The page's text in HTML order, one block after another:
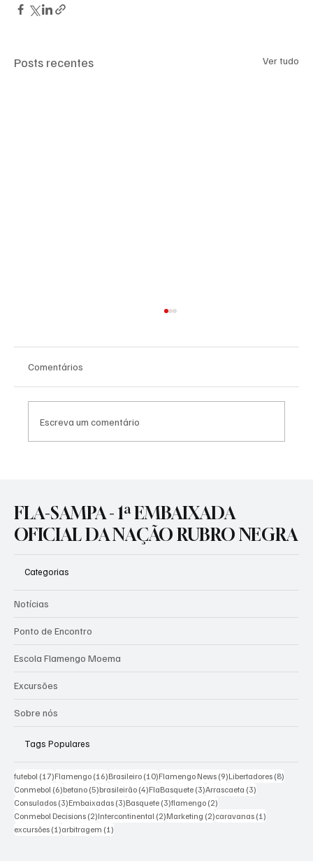
Posts recentes Ver tudo
ajustes no time para o segundo semestre
Comentários
Escreva um comentário
FLA-SAMPA - 1ª EMBAIXADA
OFICIAL DA NAÇÃO RUBRO NEGRA
Categorias
Notícias
Ponto de Encontro
Escola Flamengo Moema
Excursões
Sobre nós
Tags Populares
futebol (17)17 posts
Flamengo (16)16 posts
Brasileiro (10)10 posts
Flamengo News (9)9 posts
Libertadores (8)
Conmebol (6)6 posts
betano (5)5 posts
brasileirão (4)4 posts
FlaBasquete (3)3 posts
Arrascaeta (3)
Consulados (3)3 posts
Embaixadas (3)3 posts
Basquete (3)3 posts
flamengo (2)
Conmebol Decisions (2)2 posts
Intercontinental (2)2 posts
Marketing (2)2 posts
caravanas (1)
excursões (1)1 post
arbitragem (1)